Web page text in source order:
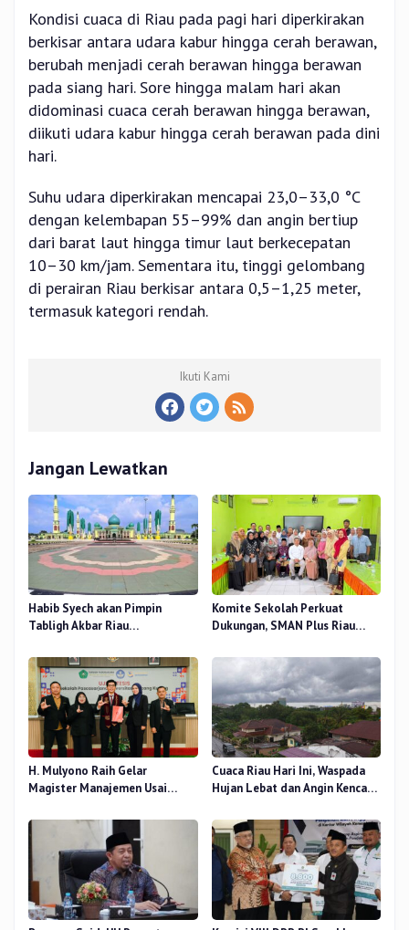
Kondisi cuaca di Riau pada pagi hari diperkirakan
berkisar antara udara kabur hingga cerah berawan,
berubah menjadi cerah berawan hingga berawan
pada siang hari. Sore hingga malam hari akan
didominasi cuaca cerah berawan hingga berawan,
diikuti udara kabur hingga cerah berawan pada dini
hari.
Suhu udara diperkirakan mencapai 23,0–33,0 °C
dengan kelembapan 55–99% dan angin bertiup
dari barat laut hingga timur laut berkecepatan
10–30 km/jam. Sementara itu, tinggi gelombang
di perairan Riau berkisar antara 0,5–1,25 meter,
termasuk kategori rendah.
Ikuti Kami
Jangan Lewatkan
Habib Syech akan Pimpin
Tabligh Akbar Riau
Nur, Besok
Komite Sekolah Perkuat
Dukungan, SMAN Plus Riau
Pendidikan
H. Mulyono Raih Gelar
Magister Manajemen Usai
Terhadap Beban Kerja
Cuaca Riau Hari Ini, Waspada
Hujan Lebat dan Angin Kencang